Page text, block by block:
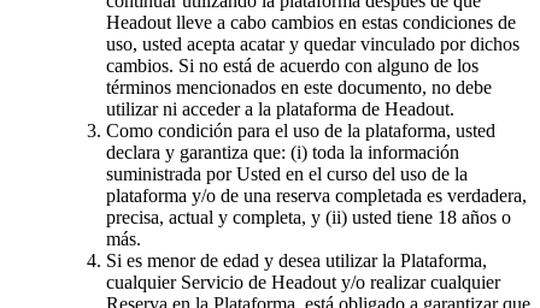
Headout lleve a cabo cambios en estas condiciones de
uso, usted acepta acatar y quedar vinculado por dichos
cambios. Si no está de acuerdo con alguno de los
términos mencionados en este documento, no debe
utilizar ni acceder a la plataforma de Headout.
Como condición para el uso de la plataforma, usted
declara y garantiza que: (i) toda la información
suministrada por Usted en el curso del uso de la
plataforma y/o de una reserva completada es verdadera,
precisa, actual y completa, y (ii) usted tiene 18 años o
más.
Si es menor de edad y desea utilizar la Plataforma,
cualquier Servicio de Headout y/o realizar cualquier
Reserva en la Plataforma, está obligado a garantizar que